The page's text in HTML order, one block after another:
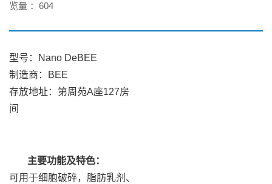
览量 ： 604
型号：Nano DeBEE
制造商：BEE
存放地址：第周苑A座127房
间
主要功能及特色：
可用于细胞破碎，脂肪乳剂、